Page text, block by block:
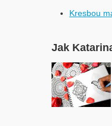
Kresbou
Jak